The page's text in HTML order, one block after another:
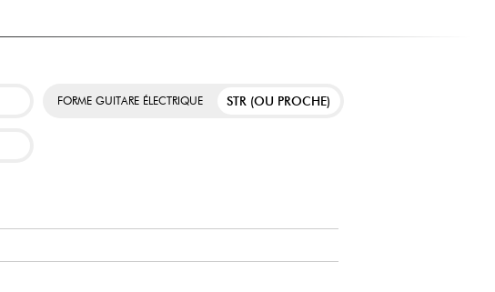
FORME GUITARE ÉLECTRIQUE STR (OU PROCHE)